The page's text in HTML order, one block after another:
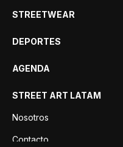
STREETWEAR
DEPORTES
AGENDA
STREET ART LATAM
Nosotros
Contacto